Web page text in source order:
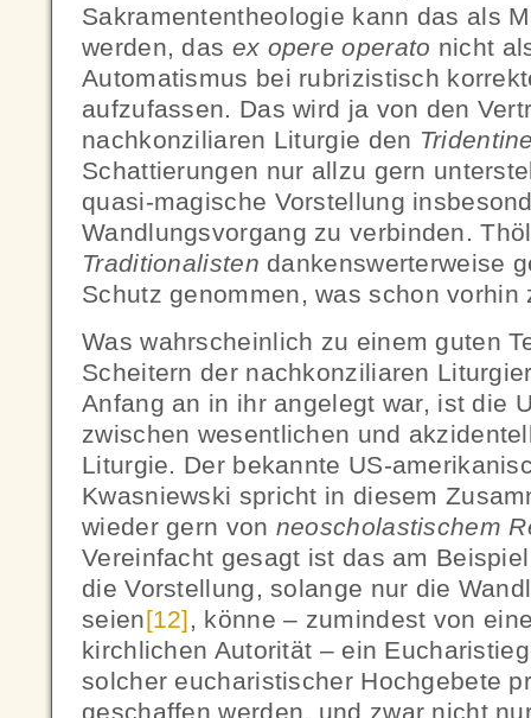
Sakramententheologie kann das als
werden, das ex opere operato nicht
Automatismus bei rubrizistisch
aufzufassen. Das wird ja von den
nachkonziliaren Liturgie den
Schattierungen nur allzu gern
quasi-magische Vorstellung
Wandlungsvorgang zu verbinden.
Traditionalisten dankenswerterweise
Schutz genommen, was schon vorhin
Was wahrscheinlich zu einem guten
Scheitern der nachkonziliaren
Anfang an in ihr angelegt war, ist die
zwischen wesentlichen und
Liturgie. Der bekannte US-
Kwasniewski spricht in diesem
wieder gern von neoscholastischem
Vereinfacht gesagt ist das am
die Vorstellung, solange nur die
seien[12], könne – zumindest von
kirchlichen Autorität – ein
solcher eucharistischer Hochgebete
geschaffen werden, und zwar nicht